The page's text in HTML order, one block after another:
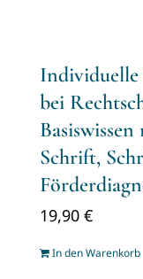
Individuelle
bei
Schrift,
19,90 €
In den Warenkorb